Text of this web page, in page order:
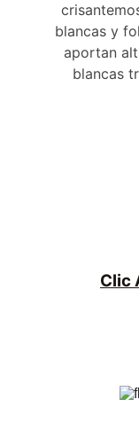
blancas y
aportan
blancas
Clic